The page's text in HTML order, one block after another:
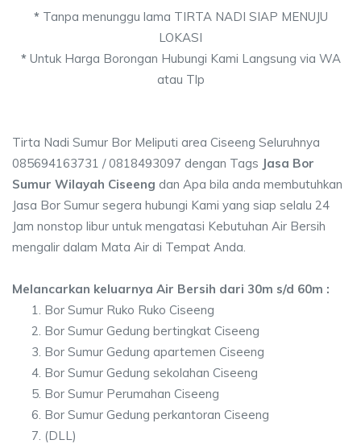
*Tanpa menunggu lama TIRTA NADI SIAP MENUJU
LOKASI
*Untuk Harga Borongan Hubungi Kami Langsung via WA
atau Tlp
Tirta Nadi Sumur Bor Meliputi area Ciseeng Seluruhnya
085694163731 / 0818493097 dengan Tags Jasa Bor
Sumur Wilayah Ciseeng dan Apa bila anda membutuhkan
Jasa Bor Sumur segera hubungi Kami yang siap selalu 24
Jam nonstop libur untuk mengatasi Kebutuhan Air Bersih
mengalir dalam Mata Air di Tempat Anda.
Melancarkan keluarnya Air Bersih dari 30m s/d 60m :
Bor Sumur Ruko Ruko Ciseeng
Bor Sumur Gedung bertingkat Ciseeng
Bor Sumur Gedung apartemen Ciseeng
Bor Sumur Gedung sekolahan Ciseeng
Bor Sumur Perumahan Ciseeng
Bor Sumur Gedung perkantoran Ciseeng
(DLL)